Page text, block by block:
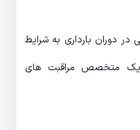
در دوران بارداری به شرایط
یک متخصص مراقبت های